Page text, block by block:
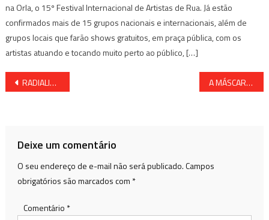
na Orla, o 15º Festival Internacional de Artistas de Rua. Já estão
confirmados mais de 15 grupos nacionais e internacionais, além de
grupos locais que farão shows gratuitos, em praça pública, com os
artistas atuando e tocando muito perto ao público, […]
Navegação
RADIALISTA BAIANO É ENCONTRADO MORTO EM CASA A MÁSCARA CAIU NA BAHIA; O GOVERNADOR RUI COSTA DESOBRIGA O USO EM LOCAIS FECHADOS
Deixe um comentário
O seu endereço de e-mail não será publicado.Campos
obrigatórios são marcados com *
Comentário *